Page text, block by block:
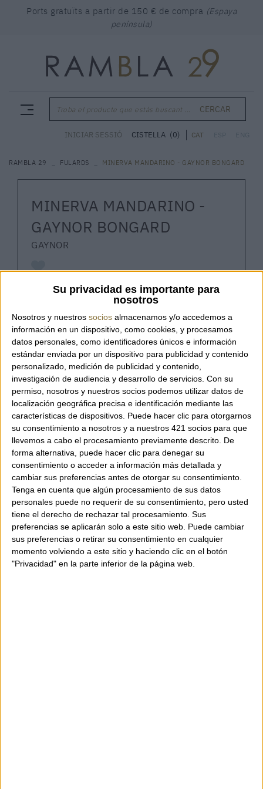
Su privacidad es importante para
nosotros
Nosotros y nuestros socios almacenamos y/o accedemos a
información en un dispositivo, como cookies, y procesamos
datos personales, como identificadores únicos e información
estándar enviada por un dispositivo para publicidad y contenido
personalizado, medición de publicidad y contenido,
investigación de audiencia y desarrollo de servicios. Con su
permiso, nosotros y nuestros socios podemos utilizar datos de
localización geográfica precisa e identificación mediante las
características de dispositivos. Puede hacer clic para otorgarnos
su consentimiento a nosotros y a nuestros 421 socios para que
llevemos a cabo el procesamiento previamente descrito. De
forma alternativa, puede hacer clic para denegar su
consentimiento o acceder a información más detallada y
cambiar sus preferencias antes de otorgar su consentimiento.
Tenga en cuenta que algún procesamiento de sus datos
personales puede no requerir de su consentimiento, pero usted
tiene el derecho de rechazar tal procesamiento. Sus
preferencias se aplicarán solo a este sitio web. Puede cambiar
sus preferencias o retirar su consentimiento en cualquier
momento volviendo a este sitio y haciendo clic en el botón
"Privacidad" en la parte inferior de la página web.
Ports gratuïts a partir de 150 € de compra (Espaya
península)
Troba el producte que estàs buscant ... CERCAR
CAT
INICIAR SESSIÓ CISTELLA (0)
RAMBLA 29 FULARDS MINERVA MANDARINO - GAYNOR BONGARD
MINERVA MANDARINO -
GAYNOR BONGARD
GAYNOR
Referència: MINERVA MANDARINO
Estola d'organza llisa de la marca italiana
Gaynor Bongard. I deal per a cerimònia.
Disponible en tres colors.
Composició: 100% seda.
Mida: 66 x 200 cm.